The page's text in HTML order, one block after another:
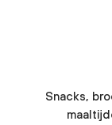
Snacks,